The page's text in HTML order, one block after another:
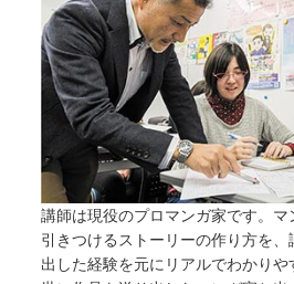
講師は現役のプロマンガ家です。
引きつけるストーリーの作り方を、
出した経験を元にリアルでわかりや